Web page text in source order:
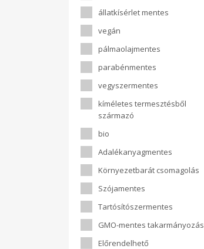
állatkísérlet mentes
vegán
pálmaolajmentes
parabénmentes
vegyszermentes
kíméletes termesztésből
származó
bio
Adalékanyagmentes
Környezetbarát csomagolás
Szójamentes
Tartósítószermentes
GMO-mentes takarmányozás
Előrendelhető